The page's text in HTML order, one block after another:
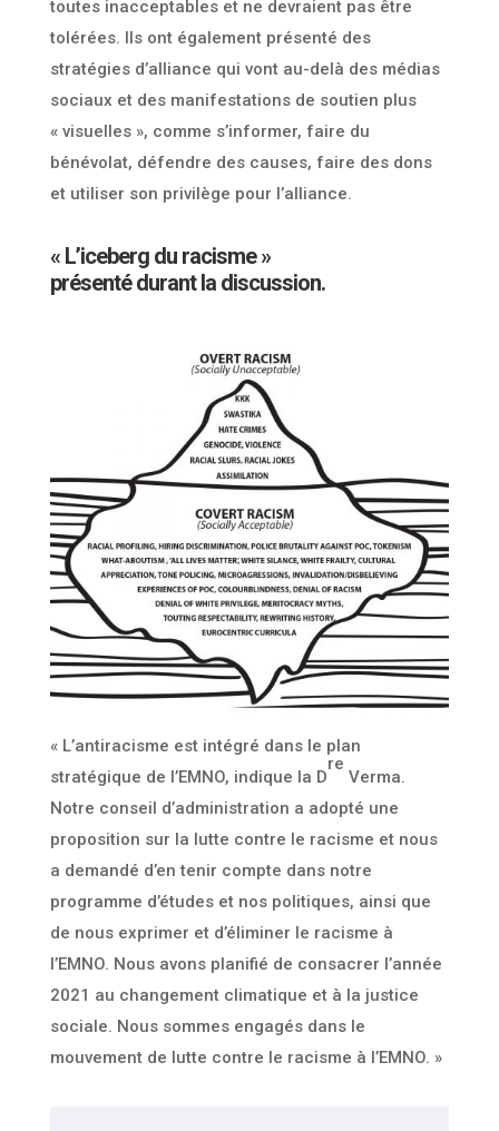
toutes inacceptables et ne devraient pas être
tolérées. Ils ont également présenté des
stratégies d’alliance qui vont au-delà des médias
sociaux et des manifestations de soutien plus
« visuelles », comme s’informer, faire du
bénévolat, défendre des causes, faire des dons
et utiliser son privilège pour l’alliance.
« L’iceberg du racisme »
présenté durant la discussion.
« L’antiracisme est intégré dans le plan
stratégique de l’EMNO, indique la D
re
Verma.
Notre conseil d’administration a adopté une
proposition sur la lutte contre le racisme et nous
a demandé d’en tenir compte dans notre
programme d’études et nos politiques, ainsi que
de nous exprimer et d’éliminer le racisme à
l’EMNO. Nous avons planifié de consacrer l’année
2021 au changement climatique et à la justice
sociale. Nous sommes engagés dans le
mouvement de lutte contre le racisme à l’EMNO. »